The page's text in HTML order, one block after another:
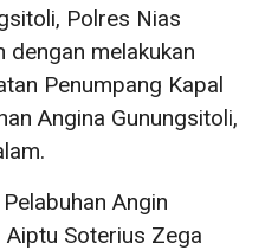
Polres Nias
dengan melakukan
Penumpang Kapal
Angina Gunungsitoli,
Angin
Soterius Zega